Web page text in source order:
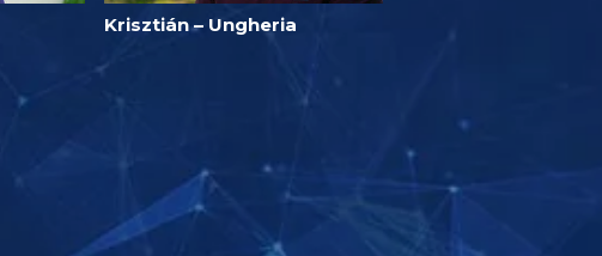
Krisztián – Ungheria